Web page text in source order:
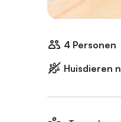
4 Personen
Huisdieren